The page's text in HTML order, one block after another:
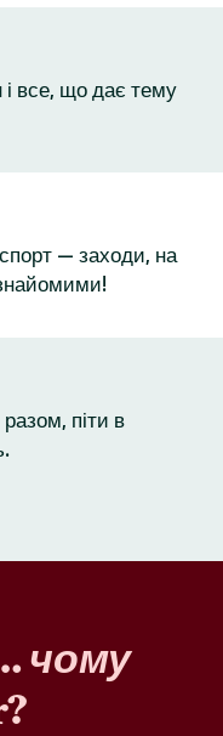
і все, що дає тему
— заходи, на
піти в
чому